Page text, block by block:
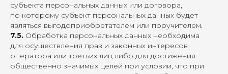
субъекта персональных данных или договора,
по которому субъект персональных данных будет
являться выгодоприобретателем или поручителем.
7.5. Обработка персональных данных необходима
для осуществления прав и законных интересов
оператора или третьих лиц либо для достижения
общественно значимых целей при условии, что при